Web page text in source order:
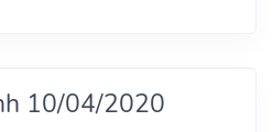
10/04/2020